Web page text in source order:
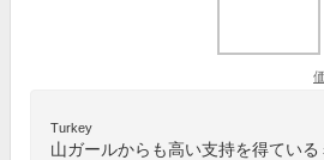
Turkey
山ガールからも高い支持を得てい